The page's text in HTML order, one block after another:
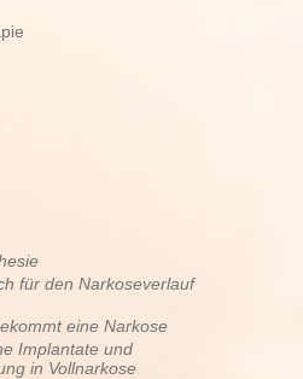
für den Narkoseverlauf
eine Narkose
Implantate und
in Vollnarkose